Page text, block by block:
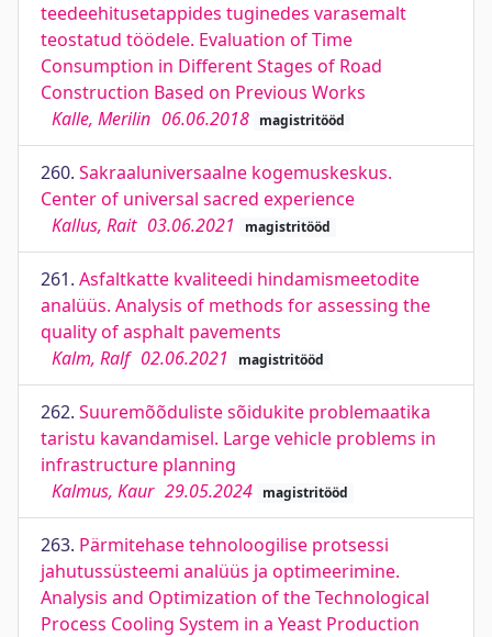
teedeehitusetappides tuginedes varasemalt
teostatud töödele. Evaluation of Time
Consumption in Different Stages of Road
Construction Based on Previous Works
Kalle, Merilin 06.06.2018 magistritööd
260. Sakraaluniversaalne kogemuskeskus.
Center of universal sacred experience
Kallus, Rait 03.06.2021 magistritööd
261. Asfaltkatte kvaliteedi hindamismeetodite
analüüs. Analysis of methods for assessing the
quality of asphalt pavements
Kalm, Ralf 02.06.2021 magistritööd
262. Suuremõõduliste sõidukite problemaatika
taristu kavandamisel. Large vehicle problems in
infrastructure planning
Kalmus, Kaur 29.05.2024 magistritööd
263. Pärmitehase tehnoloogilise protsessi
jahutussüsteemi analüüs ja optimeerimine.
Analysis and Optimization of the Technological
Process Cooling System in a Yeast Production